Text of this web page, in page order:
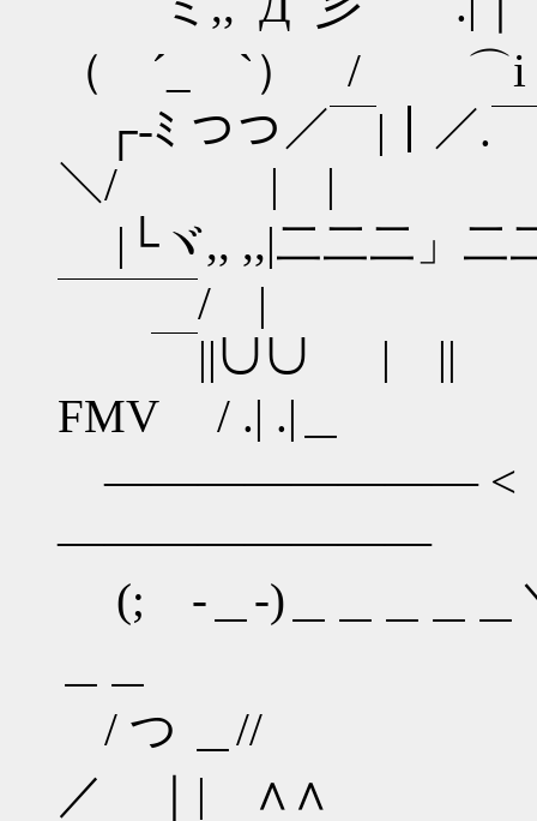
（ ´_ゝ`） / ⌒i
┌‐ﾐ つつ／
＼/ | |
|└ヾ,, ,,|二二二
￣￣￣/ |
￣||∪∪ | || ／
FMV / .| .|＿
―――――――― <
――――――――
(; -＿-)＿＿＿＿＿
/ つ ＿// / ＼
／ ｜| ∧∧